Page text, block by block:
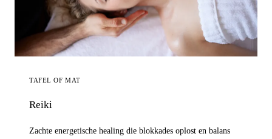
TAFEL OF MAT
Reiki
Zachte energetische healing die blokkades oplost en balans